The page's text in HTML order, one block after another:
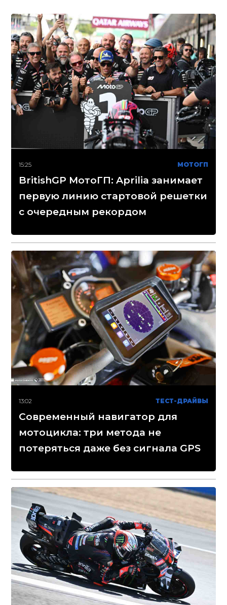
15:25 МОТОГП
BritishGP МотоГП: Aprilia занимает
первую линию стартовой решетки
с очередным рекордом
13:02 ТЕСТ-ДРАЙВЫ
Современный навигатор для
мотоцикла: три метода не
потеряться даже без сигнала GPS